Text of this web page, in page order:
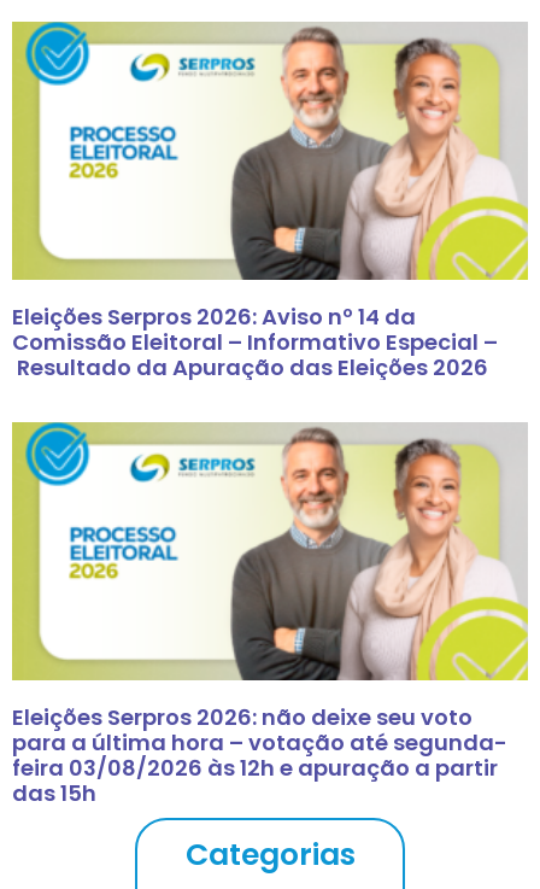
Eleições Serpros 2026: Aviso nº 14 da
Comissão Eleitoral – Informativo Especial –
Resultado da Apuração das Eleições 2026
Eleições Serpros 2026: não deixe seu voto
para a última hora – votação até segunda-
feira 03/08/2026 às 12h e apuração a partir
das 15h
Categorias